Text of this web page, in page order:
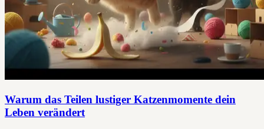
Warum das Teilen lustiger Katzenmomente dein
Leben verändert